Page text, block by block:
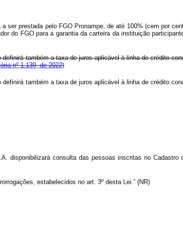
ser prestada pelo FGO Pronampe, de até 100% (cem por
do FGO para a garantia da carteira da instituição
também a taxa de juros aplicável à linha de crédito
nº 1.139, de 2022)
definirá também a taxa de juros aplicável à linha de crédito
disponibilizará consulta das pessoas inscritas no Cadastro
estabelecidos no art. 3º desta Lei.” (NR)